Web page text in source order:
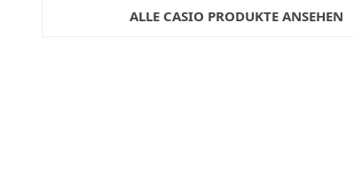
ALLE CASIO PRODUKTE ANSEHEN